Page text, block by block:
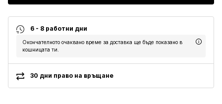
6 - 8 работни дни
Окончателното очаквано време за доставка ще бъде показано в
кошницата ти.
30 дни право на връщане